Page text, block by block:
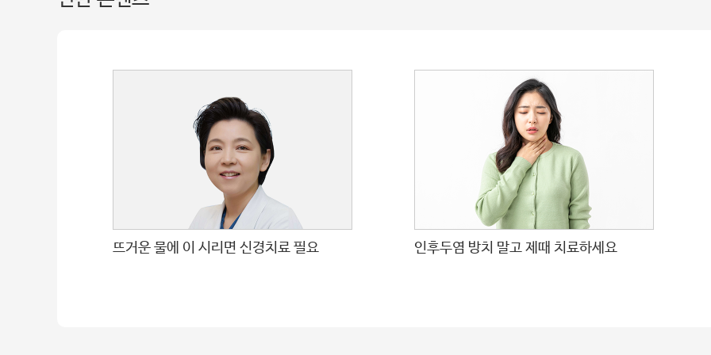
뜨거운 물에 이 시리면 신경치료 필요 인후두염 방치 말고 제때 치료하세요